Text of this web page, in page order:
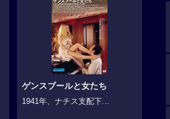
ゲンスブールと女たち
1941年、ナチス支配下...